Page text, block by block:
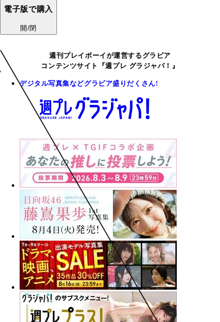
電子版で購入
開/閉
週刊プレイボーイが運営するグラビア
コンテンツサイト『週プレ グラジャパ！』
デジタル写真集などグラビア盛りだくさん!